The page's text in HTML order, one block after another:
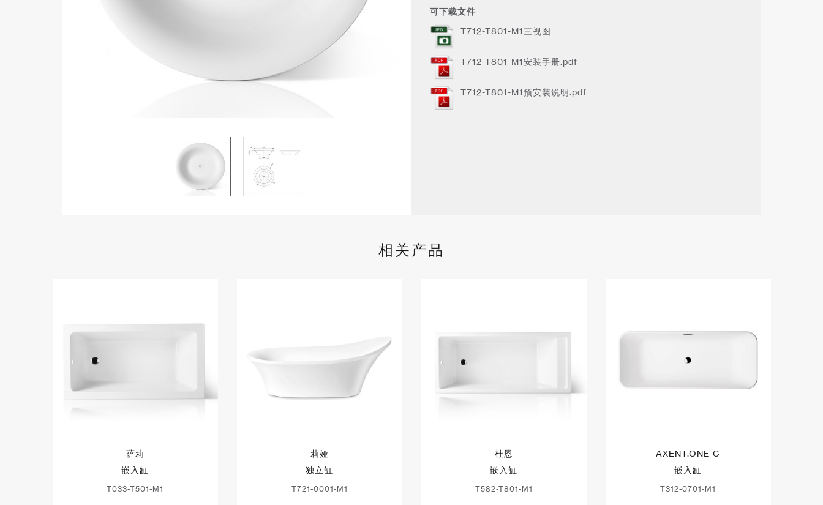
可下载文件
T712-T801-M1三视图
T712-T801-M1安装手册.pdf
T712-T801-M1预安装说明.pdf
相关产品
萨莉
嵌入缸
T033-T501-M1
莉娅
独立缸
T721-0001-M1
杜恩
嵌入缸
T582-T801-M1
AXENT.ONE C
嵌入缸
T312-0701-M1